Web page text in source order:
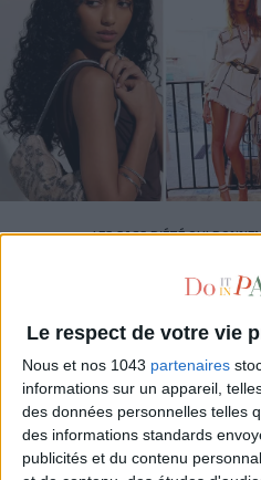
Le respect de votre vie
Nous et nos 1043 partenaires
informations sur un appareil,
des données personnelles telles
des informations standards
publicités et du contenu
LES SACS D’ÉTÉ QUI